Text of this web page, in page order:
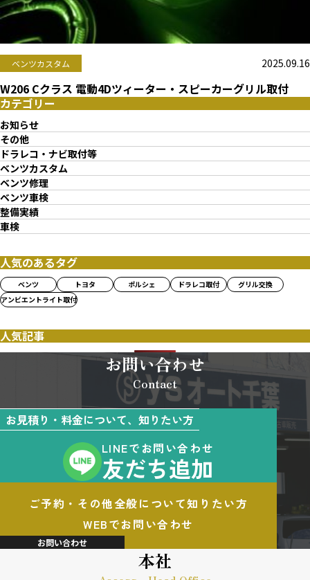
ベンツカスタム 2025.09.16
W206 Cクラス 電動4Dツィーター・スピーカーグリル取付
カテゴリー
お知らせ
その他
ドラレコ・ナビ取付等
ベンツカスタム
ベンツ修理
ベンツ車検
整備実績
車検
人気のあるタグ
ベンツ トヨタ ポルシェ ドラレコ取付
グリル交換
アンビエントライト取付
人気記事
お問い合わせ
Contact
お見積り・料金について、知りたい方
LINEでお問い合わせ
友だち追加
ご予約・その他全般について知りたい方
WEBでお問い合わせ
お問い合わせ
本社